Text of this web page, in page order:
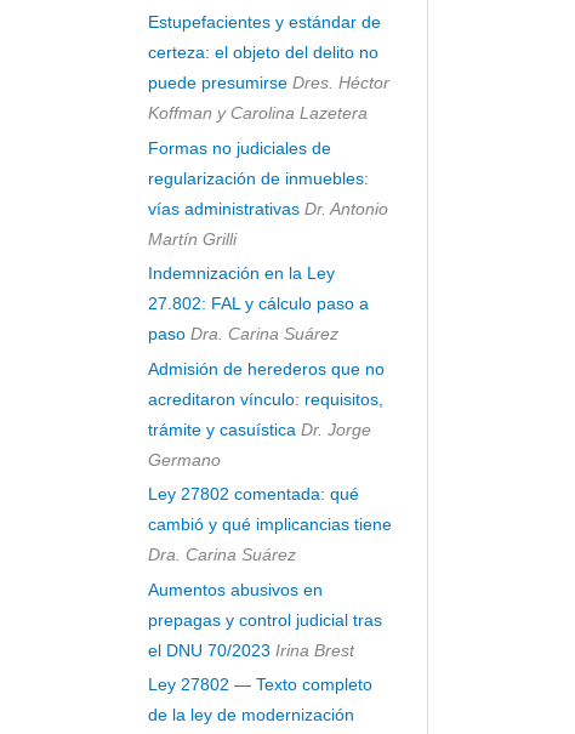
Estupefacientes y estándar de
certeza: el objeto del delito no
puede presumirse Dres. Héctor
Koffman y Carolina Lazetera
Formas no judiciales de
regularización de inmuebles:
vías administrativas Dr. Antonio
Martín Grilli
Indemnización en la Ley
27.802: FAL y cálculo paso a
paso Dra. Carina Suárez
Admisión de herederos que no
acreditaron vínculo: requisitos,
trámite y casuística Dr. Jorge
Germano
Ley 27802 comentada: qué
cambió y qué implicancias tiene
Dra. Carina Suárez
Aumentos abusivos en
prepagas y control judicial tras
el DNU 70/2023 Irina Brest
Ley 27802 — Texto completo
de la ley de modernización